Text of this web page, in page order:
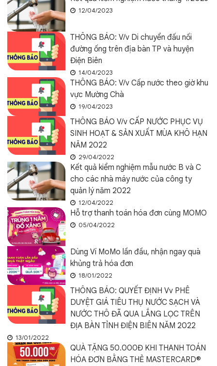
12/04/2023
THÔNG BÁO: V/v Di chuyển đấu nối
đường ống trên địa bàn TP và huyện
Điện Biên
14/04/2023
THÔNG BÁO: V/v Cấp nước theo giờ khu
vực Mường Chà
19/04/2023
THÔNG BÁO V/v CẤP NƯỚC PHỤC VỤ
SINH HOẠT & SẢN XUẤT MÙA KHÔ HẠN
NĂM 2022
29/04/2022
Kết quả kiểm nghiệm mẫu nước B và C
cho các nhà máy nước của công ty
quản lý năm 2022
12/04/2022
Hỗ trợ thanh toán hóa đơn cùng MOMO
05/04/2022
Dùng Ví MoMo lần đầu, nhận ngay quà
khủng trả hóa đơn
18/01/2022
THÔNG BÁO: QUYẾT ĐỊNH Vv PHÊ
DUYỆT GIÁ TIÊU THỤ NƯỚC SẠCH VÀ
NƯỚC THÔ ĐÃ QUA LẮNG LỌC TRÊN
ĐỊA BÀN TỈNH ĐIỆN BIÊN NĂM 2022
13/01/2022
QUÀ TẶNG 50.000Đ KHI THANH TOÁN
HÓA ĐƠN BẰNG THẺ MASTERCARD®